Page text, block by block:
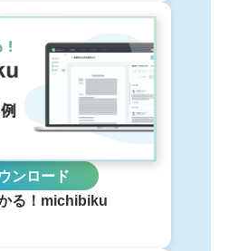
ンロード
る！michibiku